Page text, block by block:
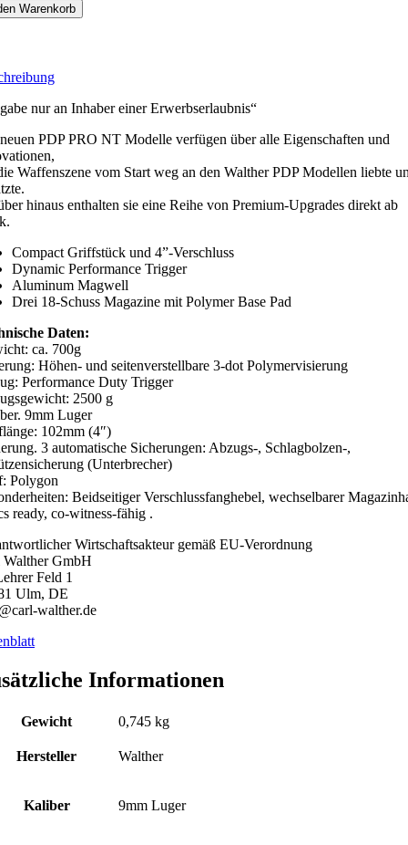
Warenkorb
nur an Inhaber einer Erwerbserlaubnis“
PDP PRO NT Modelle verfügen über alle Eigenschaften und
Waffenszene vom Start weg an den Walther PDP Modellen liebte
hinaus enthalten sie eine Reihe von Premium-Upgrades direkt ab
Compact Griffstück und 4”-Verschluss
Dynamic Performance Trigger
Aluminum Magwell
Drei 18-Schuss Magazine mit Polymer Base Pad
Daten:
ca. 700g
Höhen- und seitenverstellbare 3-dot Polymervisierung
Performance Duty Trigger
2500 g
9mm Luger
102mm (4″)
3 automatische Sicherungen: Abzugs-, Schlagbolzen-,
(Unterbrecher)
Polygon
Beidseitiger Verschlussfanghebel, wechselbarer
ready, co-witness-fähig .
Wirtschaftsakteur gemäß EU-Verordnung
Walther GmbH
Feld 1
Ulm, DE
walther.de
Informationen
Gewicht 0,745 kg
Hersteller Walther
Kaliber 9mm Luger